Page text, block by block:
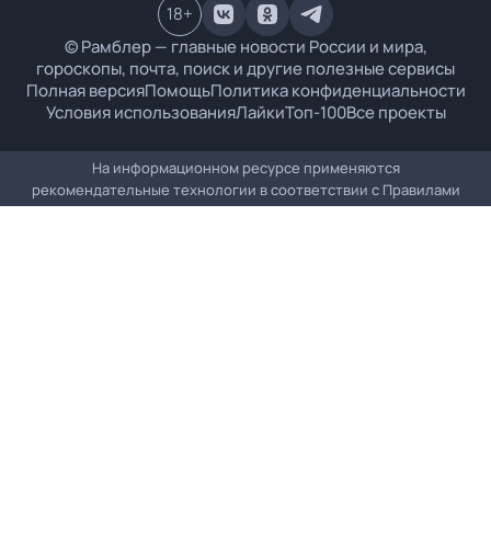
© Рамблер — главные новости России и мира,
гороскопы, почта, поиск и другие полезные сервисы
Полная версияПомощьПолитика конфиденциальности
Условия использованияЛайкиТоп-100Все проекты
18+
На информационном ресурсе применяются
рекомендательные технологии в соответствии с Правилами